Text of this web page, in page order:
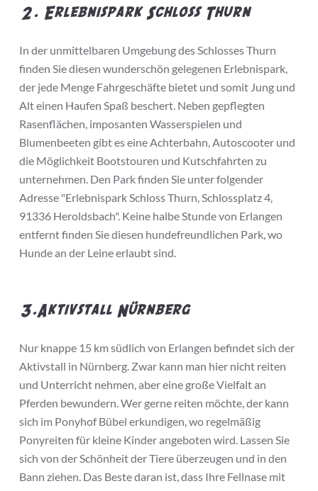
2. Erlebnispark Schloss Thurn
In der unmittelbaren Umgebung des Schlosses Thurn
finden Sie diesen wunderschön gelegenen Erlebnispark,
der jede Menge Fahrgeschäfte bietet und somit Jung und
Alt einen Haufen Spaß beschert. Neben gepflegten
Rasenflächen, imposanten Wasserspielen und
Blumenbeeten gibt es eine Achterbahn, Autoscooter und
die Möglichkeit Bootstouren und Kutschfahrten zu
unternehmen. Den Park finden Sie unter folgender
Adresse "Erlebnispark Schloss Thurn, Schlossplatz 4,
91336 Heroldsbach". Keine halbe Stunde von Erlangen
entfernt finden Sie diesen hundefreundlichen Park, wo
Hunde an der Leine erlaubt sind.
3.Aktivstall Nürnberg
Nur knappe 15 km südlich von Erlangen befindet sich der
Aktivstall in Nürnberg. Zwar kann man hier nicht reiten
und Unterricht nehmen, aber eine große Vielfalt an
Pferden bewundern. Wer gerne reiten möchte, der kann
sich im Ponyhof Bübel erkundigen, wo regelmäßig
Ponyreiten für kleine Kinder angeboten wird. Lassen Sie
sich von der Schönheit der Tiere überzeugen und in den
Bann ziehen. Das Beste daran ist, dass Ihre Fellnase mit